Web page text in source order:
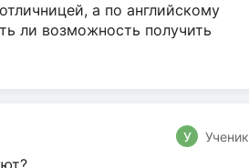
а по английскому
ли возможность получить
У Ученик